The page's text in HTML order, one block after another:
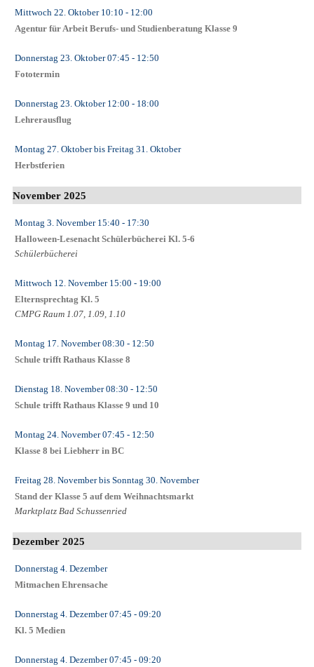
Mittwoch 22. Oktober10:10 - 12:00
Agentur für Arbeit Berufs- und Studienberatung Klasse 9
Donnerstag 23. Oktober07:45 - 12:50
Fototermin
Donnerstag 23. Oktober12:00 - 18:00
Lehrerausflug
Montag 27. Oktoberbis Freitag 31. Oktober
Herbstferien
November 2025
Montag 3. November15:40 - 17:30
Halloween-Lesenacht Schülerbücherei Kl. 5-6
Schülerbücherei
Mittwoch 12. November15:00 - 19:00
Elternsprechtag Kl. 5
CMPG Raum 1.07, 1.09, 1.10
Montag 17. November08:30 - 12:50
Schule trifft Rathaus Klasse 8
Dienstag 18. November08:30 - 12:50
Schule trifft Rathaus Klasse 9 und 10
Montag 24. November07:45 - 12:50
Klasse 8 bei Liebherr in BC
Freitag 28. Novemberbis Sonntag 30. November
Stand der Klasse 5 auf dem Weihnachtsmarkt
Marktplatz Bad Schussenried
Dezember 2025
Donnerstag 4. Dezember
Mitmachen Ehrensache
Donnerstag 4. Dezember07:45 - 09:20
Kl. 5 Medien
Donnerstag 4. Dezember07:45 - 09:20